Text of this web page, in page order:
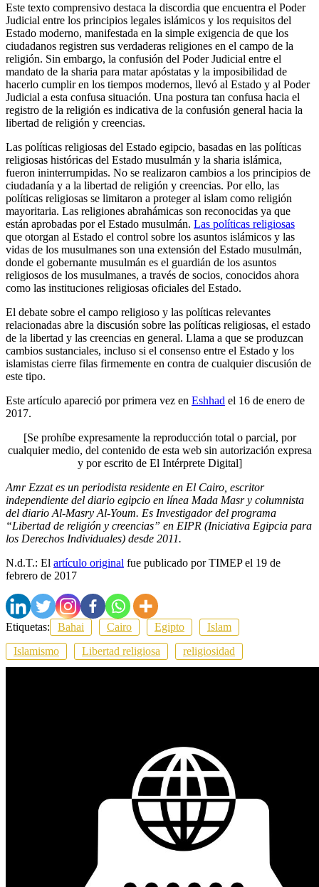
Este texto comprensivo destaca la discordia que encuentra el Poder
Judicial entre los principios legales islámicos y los requisitos del
Estado moderno, manifestada en la simple exigencia de que los
ciudadanos registren sus verdaderas religiones en el campo de la
religión. Sin embargo, la confusión del Poder Judicial entre el
mandato de la sharia para matar apóstatas y la imposibilidad de
hacerlo cumplir en los tiempos modernos, llevó al Estado y al Poder
Judicial a esta confusa situación. Una postura tan confusa hacia el
registro de la religión es indicativa de la confusión general hacia la
libertad de religión y creencias.
Las políticas religiosas del Estado egipcio, basadas en las políticas
religiosas históricas del Estado musulmán y la sharia islámica,
fueron ininterrumpidas. No se realizaron cambios a los principios de
ciudadanía y a la libertad de religión y creencias. Por ello, las
políticas religiosas se limitaron a proteger al islam como religión
mayoritaria. Las religiones abrahámicas son reconocidas ya que
están aprobadas por el Estado musulmán. Las políticas religiosas
que otorgan al Estado el control sobre los asuntos islámicos y las
vidas de los musulmanes son una extensión del Estado musulmán,
donde el gobernante musulmán es el guardián de los asuntos
religiosos de los musulmanes, a través de socios, conocidos ahora
como las instituciones religiosas oficiales del Estado.
El debate sobre el campo religioso y las políticas relevantes
relacionadas abre la discusión sobre las políticas religiosas, el estado
de la libertad y las creencias en general. Llama a que se produzcan
cambios sustanciales, incluso si el consenso entre el Estado y los
islamistas cierre filas firmemente en contra de cualquier discusión de
este tipo.
Este artículo apareció por primera vez en Eshhad el 16 de enero de
2017.
[Se prohíbe expresamente la reproducción total o parcial, por
cualquier medio, del contenido de esta web sin autorización expresa
y por escrito de El Intérprete Digital]
Amr Ezzat es un periodista residente en El Cairo, escritor
independiente del diario egipcio en línea Mada Masr y columnista
del diario Al-Masry Al-Youm. Es Investigador del programa
“Libertad de religión y creencias” en EIPR (Iniciativa Egipcia para
los Derechos Individuales) desde 2011.
N.d.T.: El artículo original fue publicado por TIMEP el 19 de
febrero de 2017
Etiquetas: Bahai Cairo Egipto
Islam
Islamismo
Libertad religiosa religiosidad